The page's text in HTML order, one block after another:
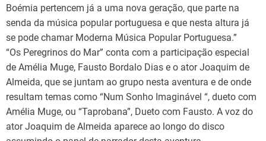
Boémia pertencem já a uma nova geração, que parte na
senda da música popular portuguesa e que nesta altura já
se pode chamar Moderna Música Popular Portuguesa.”
“Os Peregrinos do Mar” conta com a participação especial
de Amélia Muge, Fausto Bordalo Dias e o ator Joaquim de
Almeida, que se juntam ao grupo nesta aventura e de onde
resultam temas como “Num Sonho Imaginável “, dueto com
Amélia Muge, ou “Taprobana”, Dueto com Fausto. A voz do
ator Joaquim de Almeida aparece ao longo do disco